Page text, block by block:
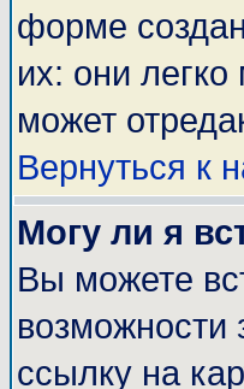
форме
их: они
может
Вернуться к
Могу ли я
Вы можете
возможности
ссылку на